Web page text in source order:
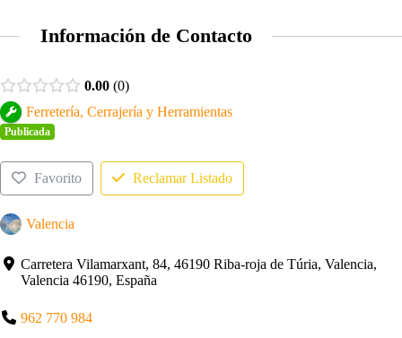
Información de Contacto
0.00 0
Ferretería, Cerrajería y Herramientas
Publicada
Favorito Reclamar Listado
Valencia
Carretera Vilamarxant, 84, 46190 Riba-roja de Túria, Valencia,
Valencia 46190, España
962 770 984